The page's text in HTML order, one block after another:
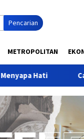
Pencarian
METROPOLITAN
Cara